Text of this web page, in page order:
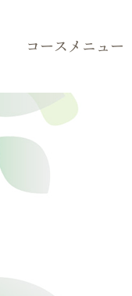
コースメニュー